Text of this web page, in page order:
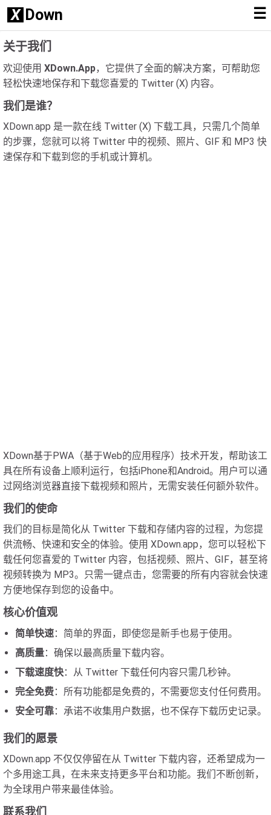
X Down ☰
关于我们
欢迎使用 XDown.App，它提供了全面的解决方案，可帮助您
轻松快速地保存和下载您喜爱的 Twitter (X) 内容。
我们是谁？
XDown.app 是一款在线 Twitter (X) 下载工具，只需几个简单
的步骤，您就可以将 Twitter 中的视频、照片、GIF 和 MP3 快
速保存和下载到您的手机或计算机。
XDown基于PWA（基于Web的应用程序）技术开发，帮助该工
具在所有设备上顺利运行，包括iPhone和Android。用户可以通
过网络浏览器直接下载视频和照片，无需安装任何额外软件。
我们的使命
我们的目标是简化从 Twitter 下载和存储内容的过程，为您提
供流畅、快速和安全的体验。使用 XDown.app，您可以轻松下
载任何您喜爱的 Twitter 内容，包括视频、照片、GIF，甚至将
视频转换为 MP3。只需一键点击，您需要的所有内容就会快速
方便地保存到您的设备中。
核心价值观
简单快速：简单的界面，即使您是新手也易于使用。
高质量：确保以最高质量下载内容。
下载速度快：从 Twitter 下载任何内容只需几秒钟。
完全免费：所有功能都是免费的，不需要您支付任何费用。
安全可靠：承诺不收集用户数据，也不保存下载历史记录。
我们的愿景
XDown.app 不仅仅停留在从 Twitter 下载内容，还希望成为一
个多用途工具，在未来支持更多平台和功能。我们不断创新，
为全球用户带来最佳体验。
联系我们